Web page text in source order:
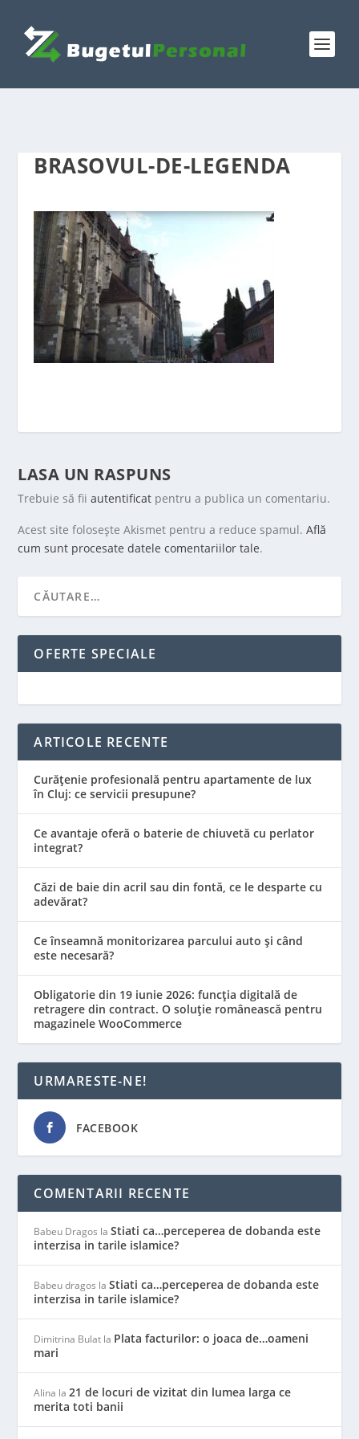
BRASOVUL-DE-LEGENDA
LASA UN RASPUNS
Trebuie să fiiautentificat pentru a publica un comentariu.
Acest site folosește Akismet pentru a reduce spamul.Află
cum sunt procesate datele comentariilor tale.
OFERTE SPECIALE
ARTICOLE RECENTE
Curățenie profesională pentru apartamente de lux
în Cluj: ce servicii presupune?
Ce avantaje oferă o baterie de chiuvetă cu perlator
integrat?
Căzi de baie din acril sau din fontă, ce le desparte cu
adevărat?
Ce înseamnă monitorizarea parcului auto și când
este necesară?
Obligatorie din 19 iunie 2026: funcția digitală de
retragere din contract. O soluție românească pentru
magazinele WooCommerce
URMARESTE-NE!
FACEBOOK
COMENTARII RECENTE
Babeu Dragos laStiati ca…perceperea de dobanda este
interzisa in tarile islamice?
Babeu dragos laStiati ca…perceperea de dobanda este
interzisa in tarile islamice?
Dimitrina Bulat la Plata facturilor: o joaca de…oameni
mari
Alina la21 de locuri de vizitat din lumea larga ce
merita toti banii